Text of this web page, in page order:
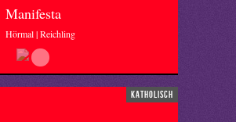
Manifesta
Hörmal | Reichling
katholisch